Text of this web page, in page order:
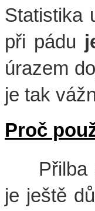
Statistika
při pádu
úrazem
je tak
Proč
Přilba
je ještě